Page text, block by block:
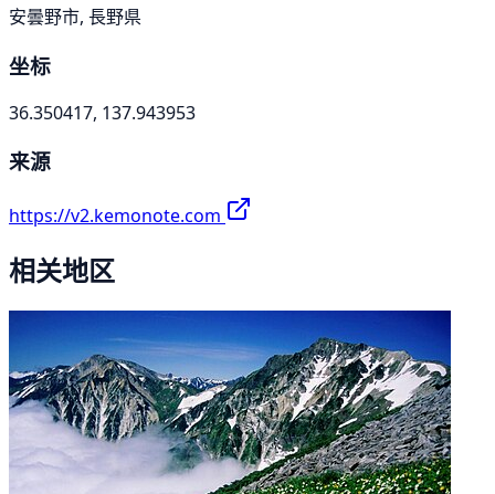
安曇野市, 長野県
坐标
36.350417, 137.943953
来源
https://v2.kemonote.com
相关地区